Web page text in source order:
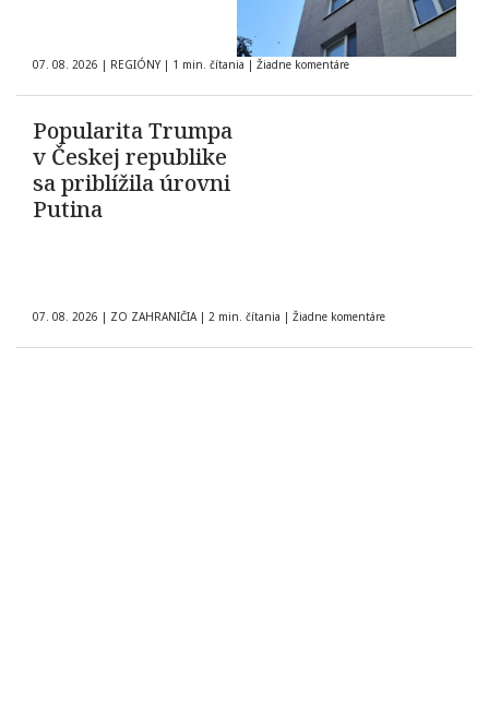
07. 08. 2026 | REGIÓNY | 1 min. čítania | Žiadne komentáre
Popularita Trumpa
v Českej republike
sa priblížila úrovni
Putina
07. 08. 2026 | ZO ZAHRANIČIA | 2 min. čítania | Žiadne komentáre